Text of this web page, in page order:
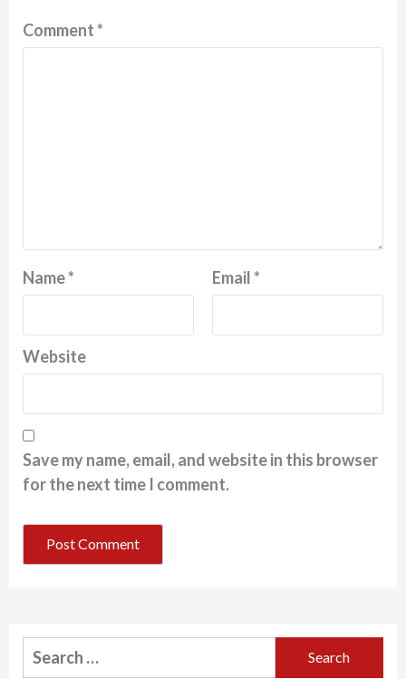
Comment*
Name* Email*
Website
Save my name, email, and website in this browser
for the next time I comment.